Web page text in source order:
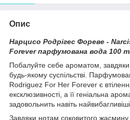
Опис
Нарцисо Родрігес Фореве -
Forever парфумована вода 100
Побалуйте себе ароматом,
будь-якому суспільстві.
Rodriguez For Her Forever є
ексклюзивності, а її геніальна
задовольнить навіть
Завдяки нотам соковитого